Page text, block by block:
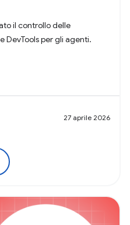
il controllo delle
DevTools per gli agenti.
27 aprile 2026